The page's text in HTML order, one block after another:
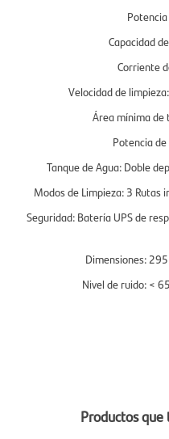
Capacidad
Corriente
Velocidad de
Área mínima
Potencia
Tanque de Agua: Doble
Modos de Limpieza: 3 Rutas
Seguridad: Batería UPS de
Dimensiones:
Nivel de ruido: <
Productos